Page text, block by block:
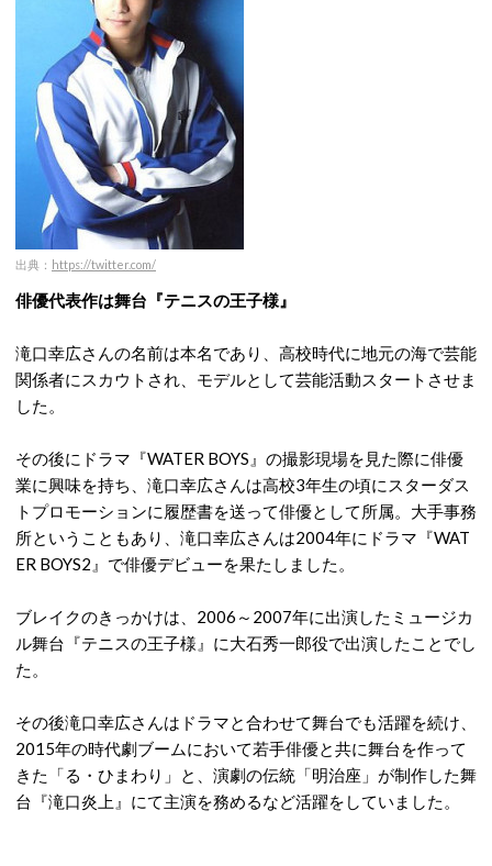
出典： https://twitter.com/
俳優代表作は舞台『テニスの王子様』
滝口幸広さんの名前は本名であり、高校時代に地元の海で芸能
関係者にスカウトされ、モデルとして芸能活動スタートさせま
した。
その後にドラマ『WATER BOYS』の撮影現場を見た際に俳優
業に興味を持ち、滝口幸広さんは高校3年生の頃にスターダス
トプロモーションに履歴書を送って俳優として所属。大手事務
所ということもあり、滝口幸広さんは2004年にドラマ『WAT
ER BOYS2』で俳優デビューを果たしました。
ブレイクのきっかけは、2006～2007年に出演したミュージカ
ル舞台『テニスの王子様』に大石秀一郎役で出演したことでし
た。
その後滝口幸広さんはドラマと合わせて舞台でも活躍を続け、
2015年の時代劇ブームにおいて若手俳優と共に舞台を作って
きた「る・ひまわり」と、演劇の伝統「明治座」が制作した舞
台『滝口炎上』にて主演を務めるなど活躍をしていました。